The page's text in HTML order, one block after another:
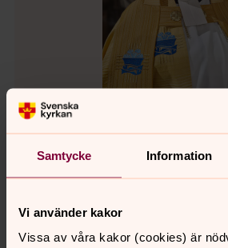
Samtycke Information
Vi använder kakor
Vissa av våra kakor (cookies) är
Jessica Fritzson
Direkt:
0476-23015
E-post: